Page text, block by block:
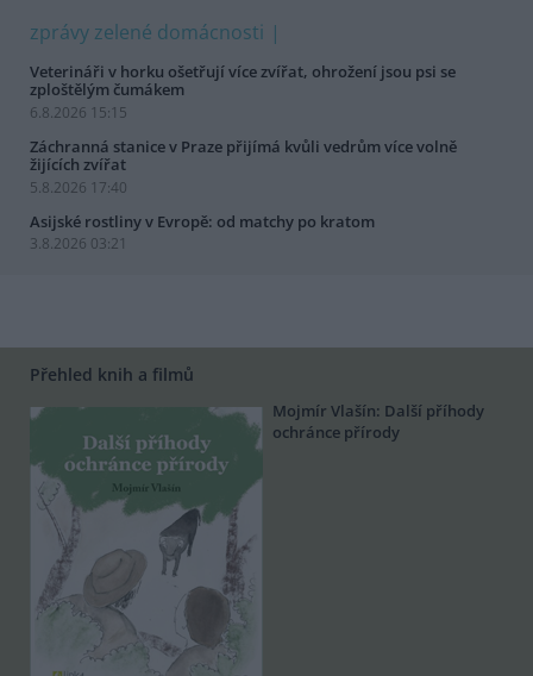
zprávy zelené domácnosti
Veterináři v horku ošetřují více zvířat, ohrožení jsou psi se
zploštělým čumákem
6.8.2026 15:15
Záchranná stanice v Praze přijímá kvůli vedrům více volně
žijících zvířat
5.8.2026 17:40
Asijské rostliny v Evropě: od matchy po kratom
3.8.2026 03:21
Přehled knih a filmů
Mojmír Vlašín: Další příhody
ochránce přírody